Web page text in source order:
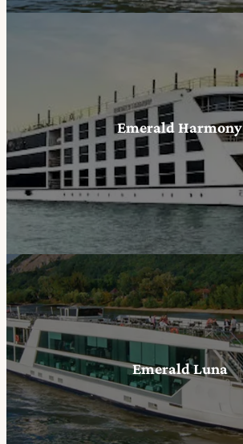
Emerald Harmony
Emerald Luna